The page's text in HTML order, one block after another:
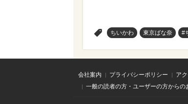
ちいかわ 東京ばな奈 #
会社案内 プライバシーポリシー ア
一般の読者の方・ユーザーの方からの